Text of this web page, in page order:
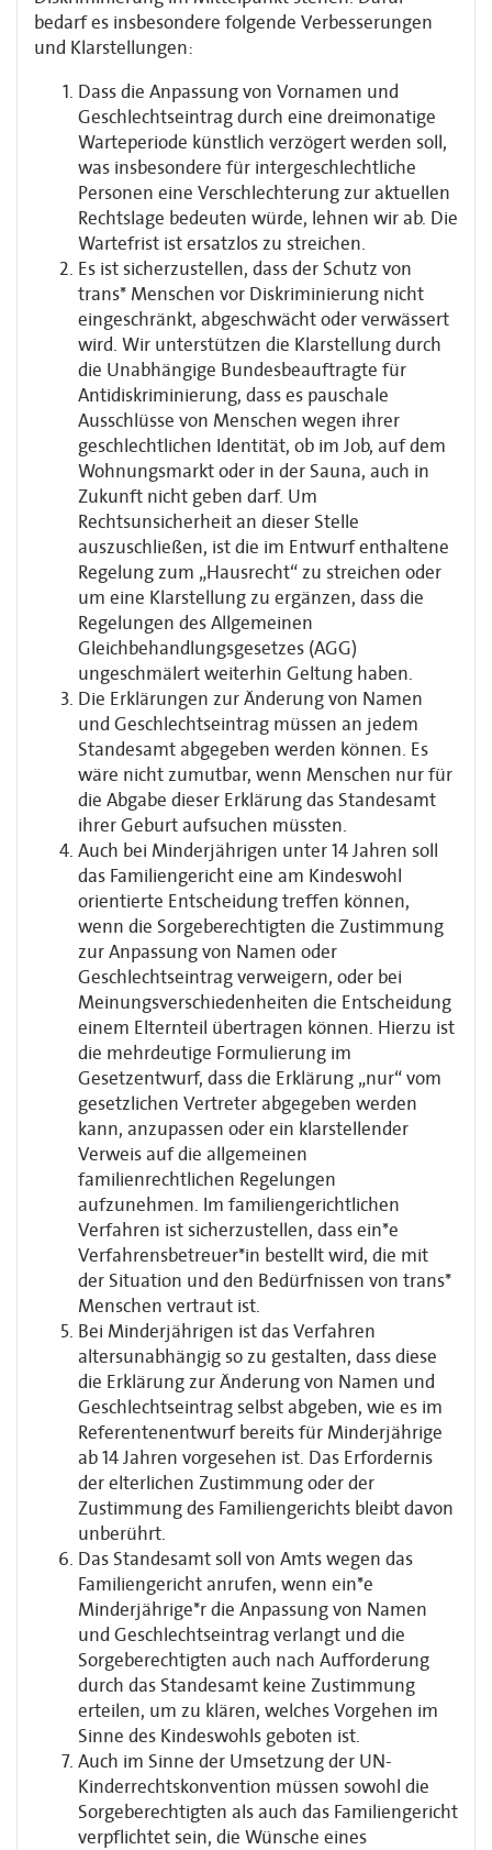
bedarf es insbesondere folgende Verbesserungen
und Klarstellungen:
Dass die Anpassung von Vornamen und
Geschlechtseintrag durch eine dreimonatige
Warteperiode künstlich verzögert werden soll,
was insbesondere für intergeschlechtliche
Personen eine Verschlechterung zur aktuellen
Rechtslage bedeuten würde, lehnen wir ab. Die
Wartefrist ist ersatzlos zu streichen.
Es ist sicherzustellen, dass der Schutz von
trans* Menschen vor Diskriminierung nicht
eingeschränkt, abgeschwächt oder verwässert
wird. Wir unterstützen die Klarstellung durch
die Unabhängige Bundesbeauftragte für
Antidiskriminierung, dass es pauschale
Ausschlüsse von Menschen wegen ihrer
geschlechtlichen Identität, ob im Job, auf dem
Wohnungsmarkt oder in der Sauna, auch in
Zukunft nicht geben darf. Um
Rechtsunsicherheit an dieser Stelle
auszuschließen, ist die im Entwurf enthaltene
Regelung zum „Hausrecht“ zu streichen oder
um eine Klarstellung zu ergänzen, dass die
Regelungen des Allgemeinen
Gleichbehandlungsgesetzes (AGG)
ungeschmälert weiterhin Geltung haben.
Die Erklärungen zur Änderung von Namen
und Geschlechtseintrag müssen an jedem
Standesamt abgegeben werden können. Es
wäre nicht zumutbar, wenn Menschen nur für
die Abgabe dieser Erklärung das Standesamt
ihrer Geburt aufsuchen müssten.
Auch bei Minderjährigen unter 14 Jahren soll
das Familiengericht eine am Kindeswohl
orientierte Entscheidung treffen können,
wenn die Sorgeberechtigten die Zustimmung
zur Anpassung von Namen oder
Geschlechtseintrag verweigern, oder bei
Meinungsverschiedenheiten die Entscheidung
einem Elternteil übertragen können. Hierzu ist
die mehrdeutige Formulierung im
Gesetzentwurf, dass die Erklärung „nur“ vom
gesetzlichen Vertreter abgegeben werden
kann, anzupassen oder ein klarstellender
Verweis auf die allgemeinen
familienrechtlichen Regelungen
aufzunehmen. Im familiengerichtlichen
Verfahren ist sicherzustellen, dass ein*e
Verfahrensbetreuer*in bestellt wird, die mit
der Situation und den Bedürfnissen von trans*
Menschen vertraut ist.
Bei Minderjährigen ist das Verfahren
altersunabhängig so zu gestalten, dass diese
die Erklärung zur Änderung von Namen und
Geschlechtseintrag selbst abgeben, wie es im
Referentenentwurf bereits für Minderjährige
ab 14 Jahren vorgesehen ist. Das Erfordernis
der elterlichen Zustimmung oder der
Zustimmung des Familiengerichts bleibt davon
unberührt.
Das Standesamt soll von Amts wegen das
Familiengericht anrufen, wenn ein*e
Minderjährige*r die Anpassung von Namen
und Geschlechtseintrag verlangt und die
Sorgeberechtigten auch nach Aufforderung
durch das Standesamt keine Zustimmung
erteilen, um zu klären, welches Vorgehen im
Sinne des Kindeswohls geboten ist.
Auch im Sinne der Umsetzung der UN-
Kinderrechtskonvention müssen sowohl die
Sorgeberechtigten als auch das Familiengericht
verpflichtet sein, die Wünsche eines